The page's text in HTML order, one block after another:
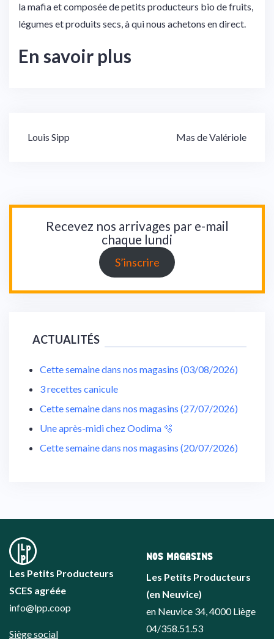
la mafia et composée de petits producteurs bio de fruits,
légumes et produits secs, à qui nous achetons en direct.
En savoir plus
Navigation
Louis Sipp Mas de Valériole
Recevez nos arrivages par e-mail
chaque lundi
S’inscrire
ACTUALITÉS
Cette semaine dans nos magasins (03/08/2026)
3 recettes canicule
Cette semaine dans nos magasins (27/07/2026)
Une après-midi chez Oodima 🫧
Cette semaine dans nos magasins (20/07/2026)
Les Petits Producteurs
SCES agréée
info@lpp.coop
Siège social
NOS MAGASINS
Les Petits Producteurs
(en Neuvice)
en Neuvice 34, 4000 Liège
04/358.51.53